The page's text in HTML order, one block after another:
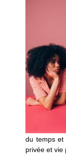
du temps et
privée et vie